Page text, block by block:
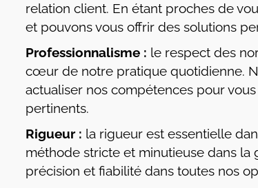
relation client. En étant proches de
et pouvons vous offrir des solutions
Professionnalisme : le respect des
cœur de notre pratique quotidienne.
actualiser nos compétences pour
pertinents.
Rigueur : la rigueur est essentielle
méthode stricte et minutieuse dans la
précision et fiabilité dans toutes nos